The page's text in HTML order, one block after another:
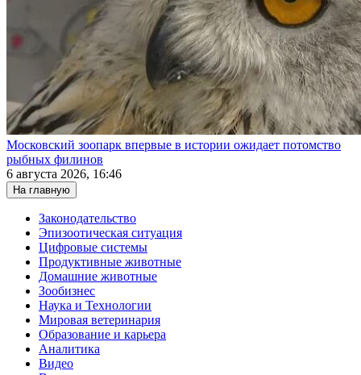
Московский зоопарк впервые в истории ожидает потомство
рыбных филинов
6 августа 2026, 16:46
На главную
Законодательство
Эпизоотическая ситуация
Цифровые системы
Продуктивные животные
Домашние животные
Зообизнес
Наука и Технологии
Мировая ветеринария
Образование и карьера
Аналитика
Видео